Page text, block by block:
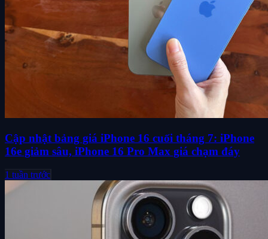
Cập nhật bảng giá iPhone 16 cuối tháng 7: iPhone
16e giảm sâu, iPhone 16 Pro Max giá chạm đáy
1 tuần trước